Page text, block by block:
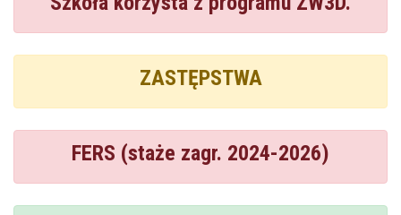
ZASTĘPSTWA
FERS (staże zagr. 2024-2026)